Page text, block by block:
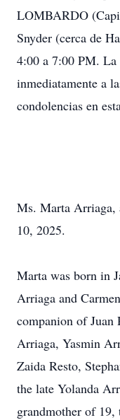
LOMBARDO
Snyder (cerca de
4:00 a 7:00 PM.
inmediatamente a
condolencias en
Ms. Marta Arriaga,
10, 2025.
Marta was born in
Arriaga and
companion of Juan
Arriaga, Yasmin
Zaida Resto,
the late Yolanda
grandmother of 19,